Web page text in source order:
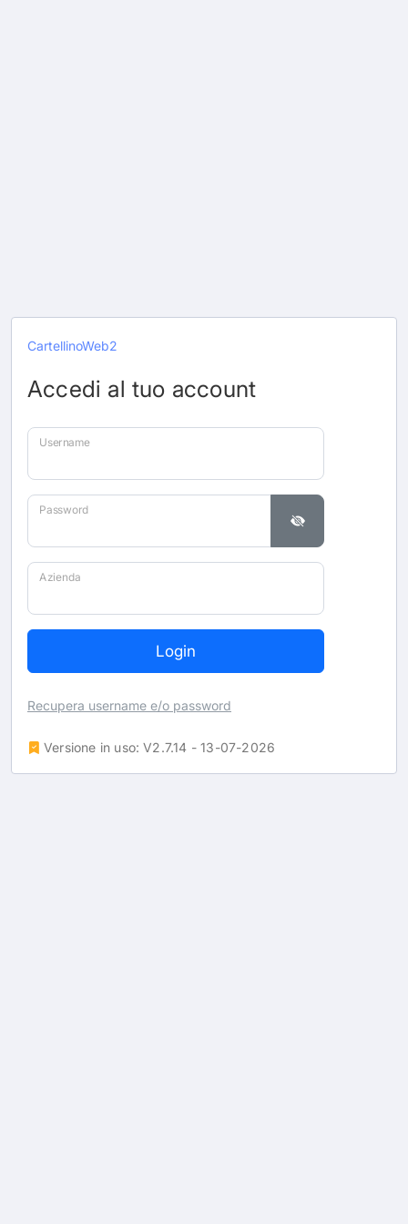
CartellinoWeb2
Accedi al tuo account
Username
Password
Azienda
Recupera username e/o password
Versione in uso: V2.7.14 - 13-07-2026